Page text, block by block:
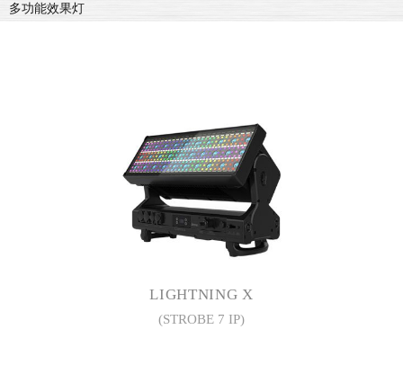
多功能效果灯
LIGHTNING X
(STROBE 7 IP)